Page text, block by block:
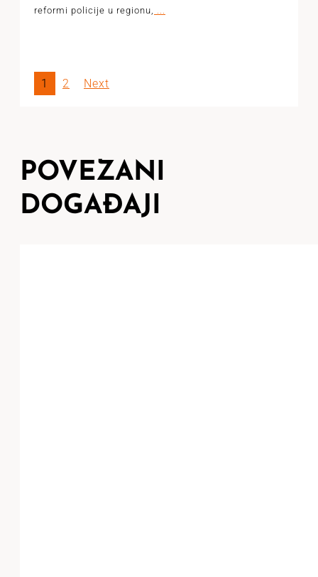
reformi policije u regionu, ...
1 2 Next
POVEZANI
DOGAĐAJI